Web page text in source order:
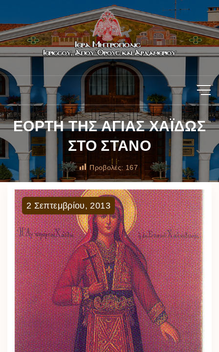
ΕΟΡΤΗ ΤΗΣ ΑΓΙΑΣ ΧΑΪΔΩΣ
ΣΤΟ ΣΤΑΝΟ
Προβολές: 167
2 Σεπτεμβρίου, 2013